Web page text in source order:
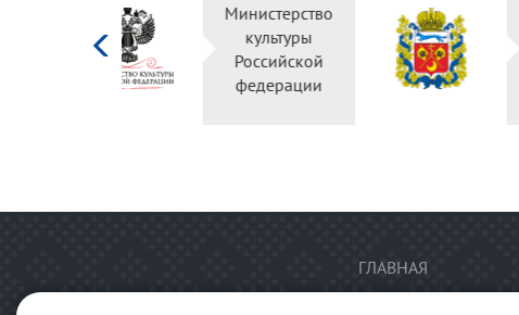
Министерство
Российской
федерации
ГЛАВНАЯ